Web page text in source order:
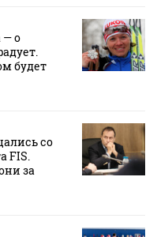
— о
будет
со
FIS.
за